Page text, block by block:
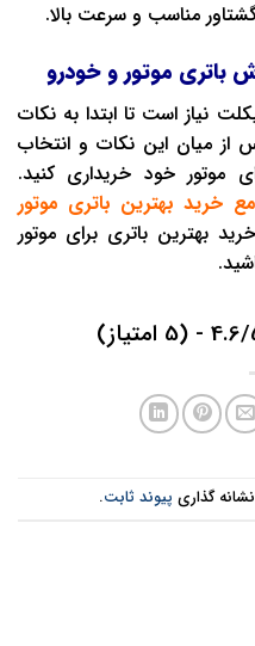
مناسب و سرعت بالا.
باتری موتور و خودرو
نیاز است تا ابتدا به نکات
از میان این نکات و انتخاب
موتور خود خریداری کنید.
خرید بهترین باتری موتور
بهترین باتری برای موتور
- (5 امتیاز)
گذاری پیوند ثابت.